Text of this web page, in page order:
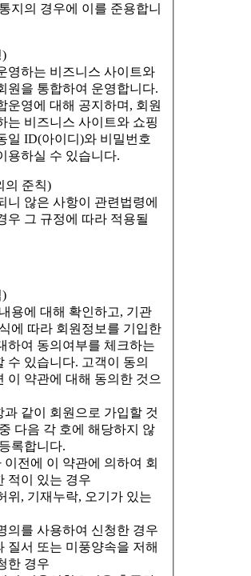
지의 경우에 이를 준용합니
)
영하는 비즈니스 사이트와
원을 통합하여 운영합니다.
운영에 대해 공지하며, 회원
는 비즈니스 사이트와 쇼핑
일 ID(아이디)와 비밀번호
용하실 수 있습니다.
의 준칙)
니 않은 사항이 관련법령에
우 그 규정에 따라 적용될
)
용에 대해 확인하고, 기관
에 따라 회원정보를 기입한
하여 동의여부를 체크하는
수 있습니다. 고객이 동의
이 약관에 대해 동의한 것으
같이 회원으로 가입할 것
다음 각 호에 해당하지 않
록합니다.
이전에 이 약관에 의하여 회
적이 있는 경우
위, 기재누락, 오기가 있는
의를 사용하여 신청한 경우
질서 또는 미풍양속을 저해
한 경우